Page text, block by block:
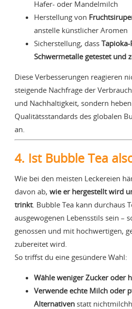
Hafer- oder Mandelmilch
Herstellung von
anstelle künstlicher Aromen
Sicherstellung, dass
Schwermetalle getestet und
Diese Verbesserungen reagieren
steigende Nachfrage der
und Nachhaltigkeit, sondern
Qualitätsstandards des globalen
an.
4. Ist Bubble Tea
Wie bei den meisten Leckereien
davon ab, wie er hergestellt wird
trinkt. Bubble Tea kann durchaus
ausgewogenen Lebensstils sein –
genossen und mit hochwertigen,
zubereitet wird.
So triffst du eine gesündere Wahl:
Wähle weniger Zucker oder
Verwende echte Milch oder
Alternativen statt